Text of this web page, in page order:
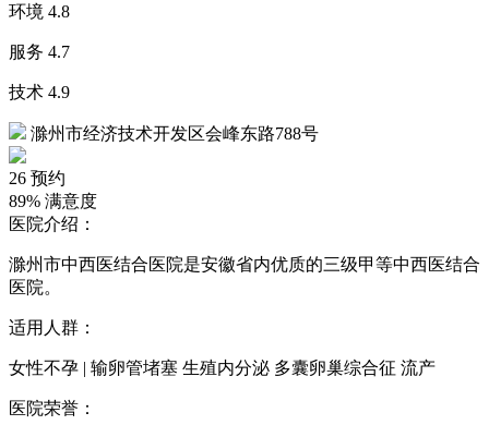
环境 4.8
服务 4.7
技术 4.9
滁州市经济技术开发区会峰东路788号
26 预约
89% 满意度
医院介绍：
滁州市中西医结合医院是安徽省内优质的三级甲等中西医结合
医院。
适用人群：
女性不孕 | 输卵管堵塞 生殖内分泌 多囊卵巢综合征 流产
医院荣誉：